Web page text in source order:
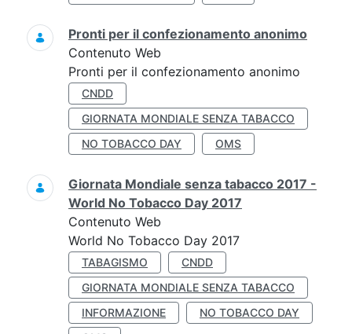
Pronti per il confezionamento anonimo
Contenuto Web
Pronti per il confezionamento anonimo
CNDD
GIORNATA MONDIALE SENZA TABACCO
NO TOBACCO DAY
OMS
Giornata Mondiale senza tabacco 2017 -
World No Tobacco Day 2017
Contenuto Web
World No Tobacco Day 2017
TABAGISMO
CNDD
GIORNATA MONDIALE SENZA TABACCO
INFORMAZIONE
NO TOBACCO DAY